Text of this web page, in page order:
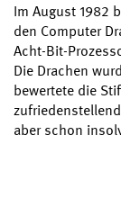
Im August 1982
den Computer
Acht-Bit-
Die Drachen
bewertete die
aber schon